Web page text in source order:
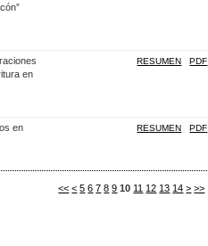
en
RESUMEN PDF
en
RESUMEN PDF
<< < 5 6 7 8 9 10 11 12 13 14 > >>